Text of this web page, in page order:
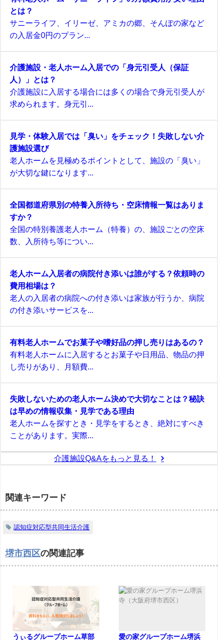
とは？
サニーライフ、イリーゼ、アミカの郷、そんぽの家など
の入居金0円のプラン...
介護施設・老人ホーム入居での「身元引受人（保証
人）」とは？
介護施設に入居する場合には多くの場合で身元引受人が
求められます。身元引...
見学・体験入居では「臭い」をチェック！失敗しない介
護施設選び
老人ホームを見極めるポイントとして、施設の「臭い」
が大切な鍵になります...
全国都道府県別の特養入所待ち・空床情報一覧はありま
すか？
全国の特別養護老人ホーム（特養）の、施設ごとの空床
数、入所待ち等につい...
老人ホーム入居者の病院付き添いは誰がする？依頼時の
費用相場は？
老人の入居者の病院への付き添いは家族が行うか、病院
の付き添いサービスを...
有料老人ホームでお菓子や嗜好品の押し売りはあるの？
有料老人ホームに入居するとお菓子や日用品、物品の押
し売りがあり、月額費...
失敗しないための老人ホーム決めで大切なことは？秘訣
は早めの情報収集・見学である理由
老人ホームを探すとき・見学をするとき、絶対にすべき
ことがあります。実際...
介護施設Q&Aをもっと見る！
関連キーワード
認知症対応型共同生活介護
堺市西区の関連記事
うぃるグループホーム草部 愛の家グループホーム堺浜